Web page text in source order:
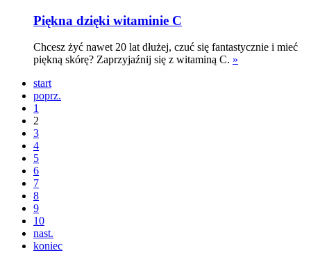
Piękna dzięki witaminie C
Chcesz żyć nawet 20 lat dłużej, czuć się fantastycznie i mieć
piękną skórę? Zaprzyjaźnij się z witaminą C. »
start
poprz.
1
2
3
4
5
6
7
8
9
10
nast.
koniec